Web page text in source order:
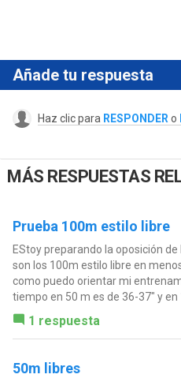
Añade tu respuesta
Haz clic para RESPONDER o
MÁS RESPUESTAS
Prueba 100m estilo libre
EStoy preparando la oposición
son los 100m estilo libre en
como puedo orientar mi
tiempo en 50 m es de 36-37" y en
1 respuesta
50m libres